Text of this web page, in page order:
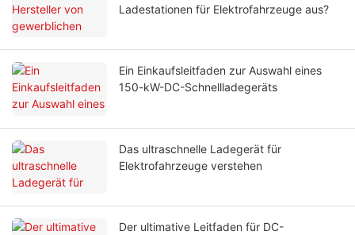
Ladestationen für Elektrofahrzeuge aus?
Ein Einkaufsleitfaden zur Auswahl eines
150-kW-DC-Schnellladegeräts
Das ultraschnelle Ladegerät für
Elektrofahrzeuge verstehen
Der ultimative Leitfaden für DC-